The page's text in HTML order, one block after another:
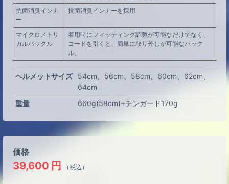
抗菌消臭インナ
ー
抗菌消臭インナーを採用
マイクロメトリ
カルバックル
着用時にフィッティング調整が可能なだけでなく、
コードを引くと、簡単に取り外しが可能なバック
ル。
ヘルメットサイズ 54cm 56cm 58cm 60cm
62cm
64cm
重量
660g(58cm)+チンガード170g
価格
39,600 円 （税込）